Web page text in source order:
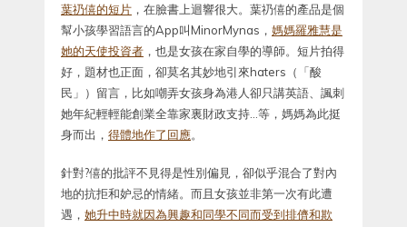
葉礽僖的短片 ，在臉書上迴響很大。葉礽僖的產品是個
幫小孩學習語言的App叫MinorMynas， 媽媽羅雅慧是
她的天使投資者 ，也是女孩在家自學的導師。短片拍得
好，題材也正面，卻莫名其妙地引來haters（「酸
民」）留言，比如嘲弄女孩身為港人卻只講英語、諷刺
她年紀輕輕能創業全靠家裏財政支持…等，媽媽為此挺
身而出， 得體地作了回應。
針對?僖的批評不見得是性別偏見，卻似乎混合了對內
地的抗拒和妒忌的情緒。而且女孩並非第一次有此遭
遇， 她升中時就因為興趣和同學不同而受到排儕和欺